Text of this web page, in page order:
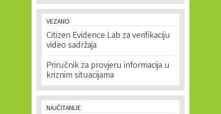
VEZANO
Citizen Evidence Lab za verifikaciju
video sadržaja
Priručnik za provjeru informacija u
kriznim situacijama
NAJČITANIJE